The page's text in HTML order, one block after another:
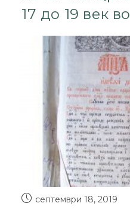
17 до 19 век
септември 18, 2019